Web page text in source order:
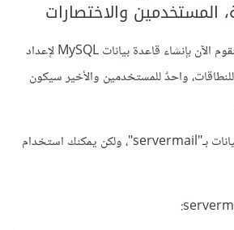
المستخدمين والاختصارات
بعد أن انتهى التثبيت، سنقوم الآن بإنشاء قاعدة بيانات MySQL لإعداد
واحدٌ للمستخدمين والأخير سيكون
سنقوم بتسمية قاعدة البيانات بـ"servermail"، ولكن يمكنك استخدام